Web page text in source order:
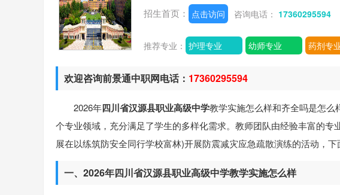
招生首页： 点击访问 咨询电话： 17360295594
推荐专业： 护理专业 幼师专业 药剂专
欢迎咨询前景通中职网电话： 17360295594
2026年四川省汉源县职业高级中学教学实施怎么样和齐全吗是怎么
个专业领域，充分满足了学生的多样化需求。教师团队由经验丰富的
展在以练筑防安全同行学校富林)开展防震减灾应急疏散演练的活动，下
一、2026年四川省汉源县职业高级中学教学实施怎么样